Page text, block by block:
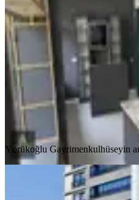
Bursa, Nilüfer
2 Oda·
54.500 ₺
Yörükoğlu Gayrimenkul hüseyin
Ara
Yörükoğlu Gayrimenkulhüseyin
Çevre Yolu
M2